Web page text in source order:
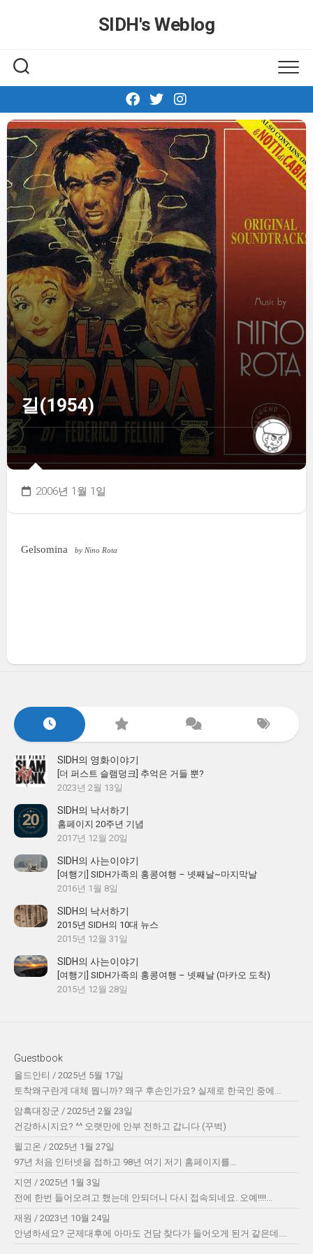
SIDH′s Weblog
길(1954)
2006년 1월 1일
Gelsomina by Nino Rota
SIDH의 영화이야기
[더 퍼스트 슬램덩크] 추억은 거들 뿐?
2023년 2월 13일
SIDH의 낙서하기
홈페이지 20주년 기념
2017년 12월 20일
SIDH의 사는이야기
[여행기] SIDH가족의 홍콩여행 – 넷째날~마지막날
2016년 1월 8일
SIDH의 낙서하기
2015년 SIDH의 10대 뉴스
2015년 12월 31일
SIDH의 사는이야기
[여행기] SIDH가족의 홍콩여행 – 넷째날 (마카오 도착)
2015년 12월 28일
Guestbook
올드안티 / 2025년 5월 17일
토착왜구란게 대체 뭡니까? 왜구 후손인가요? 실제로 한국인 중에...
암흑대장군 / 2025년 2월 23일
건강하시지요? ^^ 오랫만에 안부 전하고 갑니다 (꾸벅)
윌고온 / 2025년 1월 27일
97년 처음 인터넷을 접하고 98년 여기 저기 홈페이지를...
지연 / 2025년 1월 3일
전에 한번 들어오려고 했는데 안되더니 다시 접속되네요. 오예!!!!...
재원 / 2023년 10월 24일
안녕하세요? 군제대후에 아마도 건담 찾다가 들어오게 된거 같은데....